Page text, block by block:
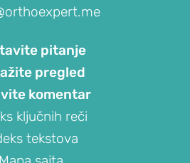
pitanje
pregled
komentar
ključnih reči
tekstova